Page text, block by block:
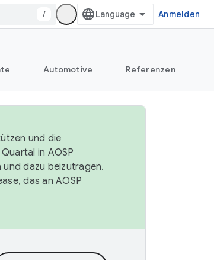
/ Anmelden
Automotive Referenzen
und die
in AOSP
und dazu beizutragen.
das an AOSP